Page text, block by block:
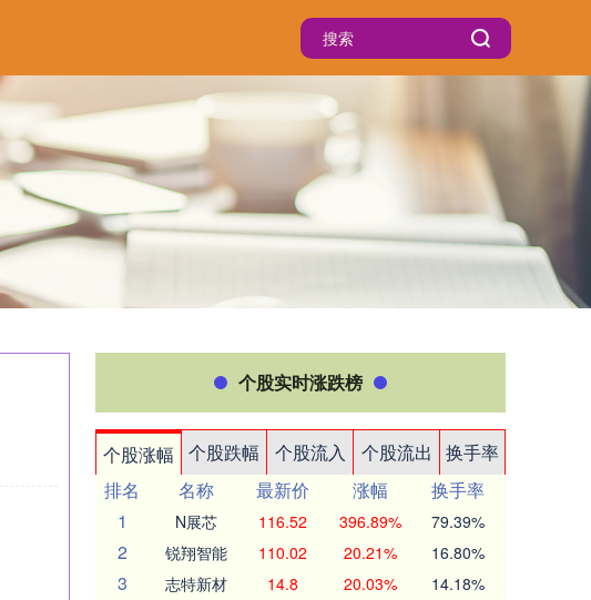
个股实时涨跌榜
个股涨幅 个股跌幅 个股流入 个股流出
换手率
排名
名称 最新价 涨幅
换手率
1
N展芯 116.52 396.89% 79.39%
2 锐翔智能 110.02 20.21% 16.80%
3 志特新材 14.8 20.03% 14.18%